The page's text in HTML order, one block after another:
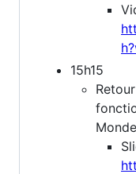
15h15